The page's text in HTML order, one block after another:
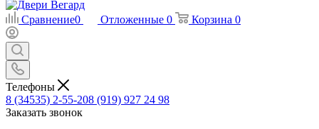
Сравнение0 Отложенные 0 Корзина 0
Телефоны
8 (34535) 2-55-208 (919) 927 24 98
Заказать звонок